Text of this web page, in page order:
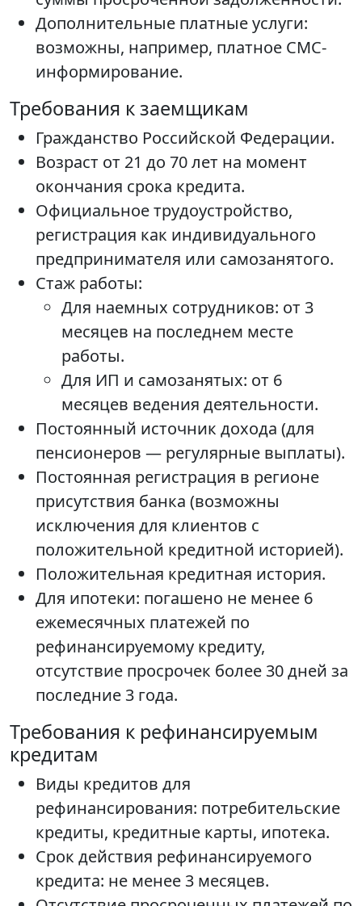
Дополнительные платные услуги:
возможны, например, платное СМС-
информирование.
Требования к заемщикам
Гражданство Российской Федерации.
Возраст от 21 до 70 лет на момент
окончания срока кредита.
Официальное трудоустройство,
регистрация как индивидуального
предпринимателя или самозанятого.
Стаж работы:
Для наемных сотрудников: от 3
месяцев на последнем месте
работы.
Для ИП и самозанятых: от 6
месяцев ведения деятельности.
Постоянный источник дохода (для
пенсионеров — регулярные выплаты).
Постоянная регистрация в регионе
присутствия банка (возможны
исключения для клиентов с
положительной кредитной историей).
Положительная кредитная история.
Для ипотеки: погашено не менее 6
ежемесячных платежей по
рефинансируемому кредиту,
отсутствие просрочек более 30 дней за
последние 3 года.
Требования к рефинансируемым
кредитам
Виды кредитов для
рефинансирования: потребительские
кредиты, кредитные карты, ипотека.
Срок действия рефинансируемого
кредита: не менее 3 месяцев.